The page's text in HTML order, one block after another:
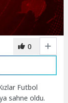
0
Futbol
sahne oldu.